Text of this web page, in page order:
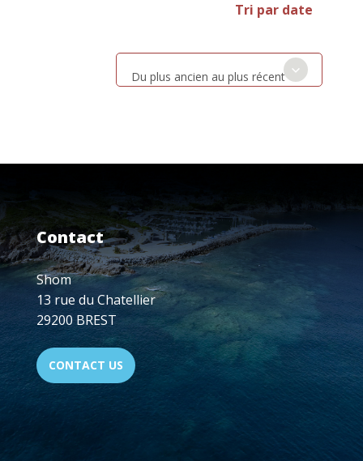
Tri par date
Du plus ancien au plus récent
Contact
Shom
13 rue du Chatellier
29200 BREST
CONTACT US